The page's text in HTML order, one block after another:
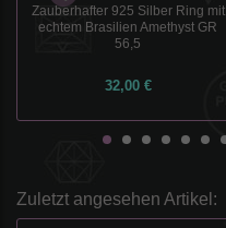
Zauberhafter 925 Silber Ring mit
echtem Brasilien Amethyst GR
56,5
32,00 €
Zuletzt angesehen Artikel: